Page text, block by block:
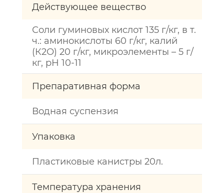
Действующее вещество
Соли гуминовых кислот 135 г/кг, в т.
ч.: аминокислоты 60 г/кг, калий
(К2О) 20 г/кг, микроэлементы – 5 г/
кг, рН 10-11
Препаративная форма
Водная суспензия
Упаковка
Пластиковые канистры 20л.
Температура хранения